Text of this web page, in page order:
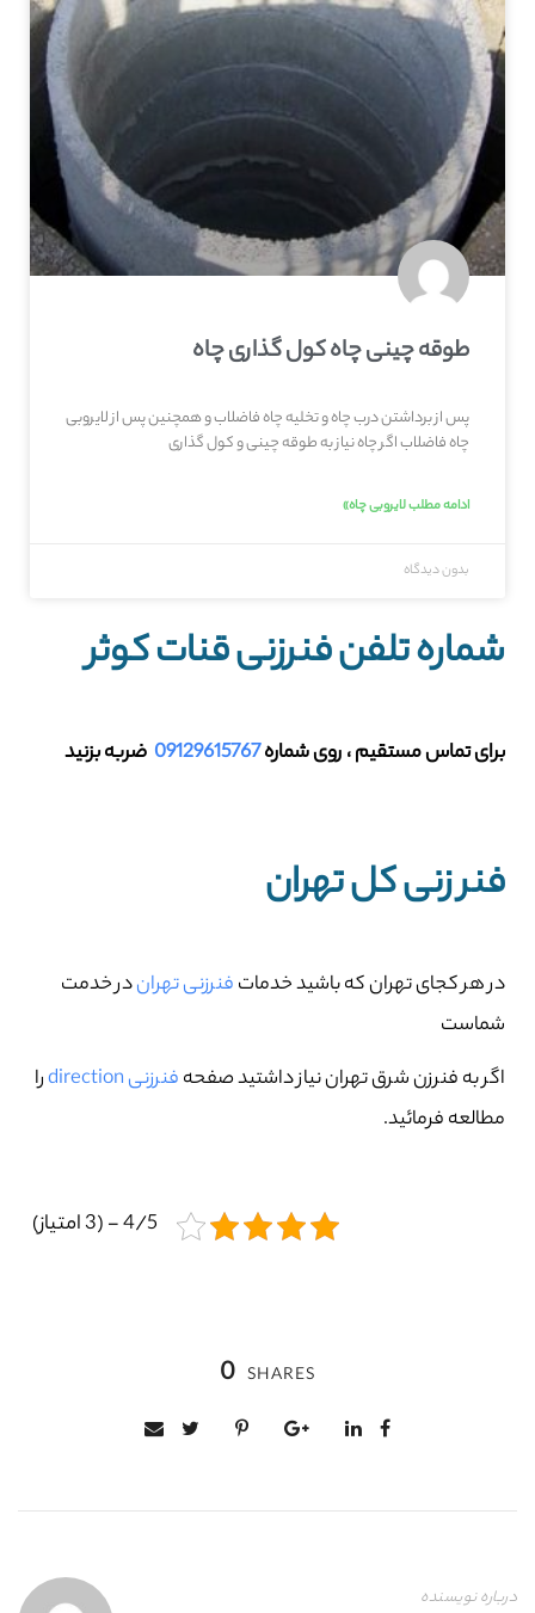
طوقه چینی چاه کول گذاری چاه
پس از برداشتن درب چاه و تخلیه چاه فاضلاب و همچنین پس از لایروبی
چاه فاضلاب اگر چاه نیاز به طوقه چینی و کول گذاری
ادامه مطلب لایروبی چاه»
بدون دیدگاه
شماره تلفن فنرزنی قنات کوثر
برای تماس مستقیم ، روی شماره09129615767 ضربه بزنید
فنر زنی کل تهران
در هر کجای تهران که باشید خدماتفنرزنی تهراندر خدمت
شماست
اگر به فنرزن شرق تهران نیاز داشتید صفحهفنرزنی direction
را
مطالعه فرمائید.
4/5 - (3 امتیاز)
0 SHARES
درباره نویسنده